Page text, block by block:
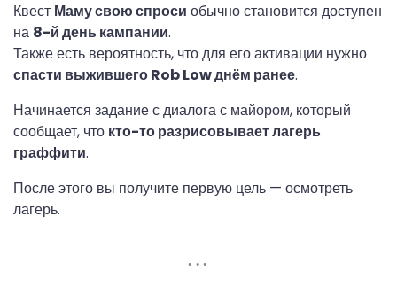
Квест Маму свою спроси обычно становится доступен
на 8-й день кампании.
Также есть вероятность, что для его активации нужно
спасти выжившего Rob Low днём ранее.
Начинается задание с диалога с майором, который
сообщает, что кто-то разрисовывает лагерь
граффити.
После этого вы получите первую цель — осмотреть
лагерь.